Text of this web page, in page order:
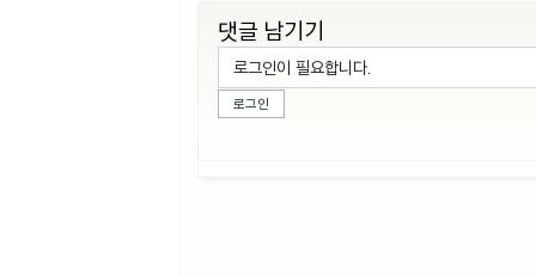
댓글 남기기
로그인이 필요합니다.
로그인